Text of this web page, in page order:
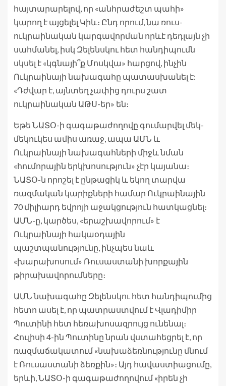
հայտարարելով, որ «անհրաժեշտ պահի»
կարող է այցելել Կիև։ Ընդ որում, նա ռուս-
ուկրաինական կարգավորման որևէ դեդլայն չի
սահմանել, իսկ Զելենսկու հետ հանդիպումն
սկսել է «կգնայի՞ք Մոսկվա» հարցով, ինչին
Ուկրաինայի նախագահը պատասխանել է:
«Դժվար է, այնտեղ չափից դուրս շատ
ուկրաինական ԱԹՍ-եր» են։
Եթե ՆԱՏՕ-ի գագաթաժողովը գումարվել մեկ-
մեկուկես ամիս առաջ, ապա ԱՄՆ և
Ուկրաինայի նախագահների միջև նման
«հումորային երկխոսություն» չէր կայանա։
ՆԱՏՕ-ն որոշել է ընթացիկ և եկող տարվա
ռազմական կարիքների համար Ուկրաինային
70 միլիարդ եվրոյի աջակցություն հատկացնել։
ԱՄՆ-ը, կարծես, «երաշխավորում» է
Ուկրաինայի հակաօդային
պաշտպանությունը, ինչպես նաև
«խարախոսում» Ռուսաստանի խորքային
թիրախավորումները։
ԱՄՆ նախագահը Զելենսկու հետ հանդիպումից
հետո ասել է, որ պատրաստվում է Վլադիմիր
Պուտինի հետ հեռախոսազրույց ունենալ։
Հուլիսի 4-ին Պուտինը նրան վստահեցրել է, որ
ռազմաճակատում «նախաձեռնությունը մնում
է Ռուսաստանի ձեռքին»։ Այդ հավաստիացումը,
երևի, ՆԱՏՕ-ի գագաթաժողովում «իրեն չի